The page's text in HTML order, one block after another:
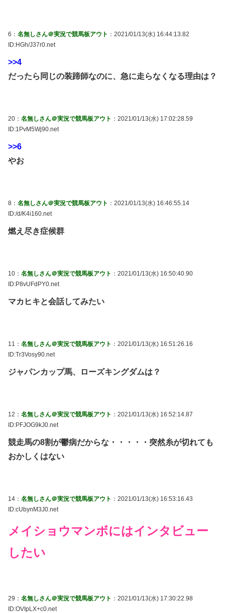
6： 名無しさん＠実況で競馬板アウト ：2021/01/13(水) 16:44:13.82
ID:HGh/J37r0.net
>>4
だったら同じの装蹄師なのに、急に走らなくなる理由は？
20： 名無しさん＠実況で競馬板アウト ：2021/01/13(水) 17:02:28.59
ID:1PvM5Wj90.net
>>6
やお
8： 名無しさん＠実況で競馬板アウト ：2021/01/13(水) 16:46:55.14
ID:/d/K4i160.net
燃え尽き症候群
10： 名無しさん＠実況で競馬板アウト ：2021/01/13(水) 16:50:40.90
ID:P8vUFdPY0.net
マカヒキと会話してみたい
11： 名無しさん＠実況で競馬板アウト ：2021/01/13(水) 16:51:26.16
ID:Tr3Vosy90.net
ジャパンカップ馬、ローズキングダムは？
12： 名無しさん＠実況で競馬板アウト ：2021/01/13(水) 16:52:14.87
ID:PFJOG9kJ0.net
競走馬の8割が鬱病だからな・・・・・突然糸が切れても
おかしくはない
14： 名無しさん＠実況で競馬板アウト ：2021/01/13(水) 16:53:16.43
ID:cUbynM3J0.net
メイショウマンボにはインタビュー
したい
29： 名無しさん＠実況で競馬板アウト ：2021/01/13(水) 17:30:22.98
ID:OVIpLX+c0.net